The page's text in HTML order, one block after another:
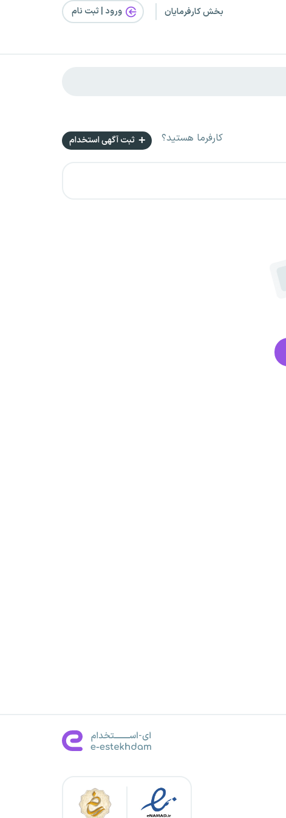
بخش کارفرمایان ورود | ثبت‌ نام
کارفرما هستید؟ ثبت آگهی استخدام